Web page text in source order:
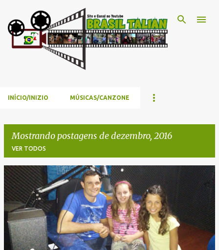
Pular para o conteúdo principal
INÍCIO/INIZIO MÚSICAS/CANZONE
Mostrando postagens de dezembro, 2016
VER TODOS
P
o
s